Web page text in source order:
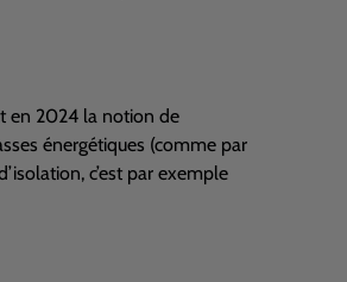
en 2024 la notion de
énergétiques (comme par
c’est par exemple